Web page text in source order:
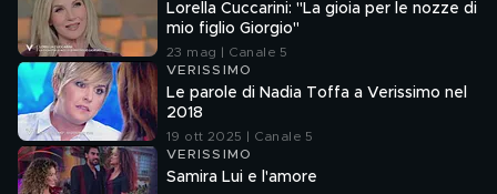
Lorella Cuccarini: "La gioia per le nozze di
mio figlio Giorgio"
23 mag | Canale 5
VERISSIMO
Le parole di Nadia Toffa a Verissimo nel
2018
19 ott 2025 | Canale 5
VERISSIMO
Samira Lui e l'amore